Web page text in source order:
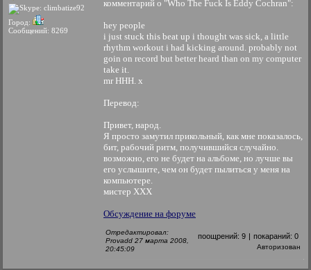
Город:
Сообщений: 8269
комментарий о "Who The Fuck Is Eddy Cochran":
hey people
i just stuck this beat up i thought was sick, a little
rhythm workout i had kicking around. probably not
goin on record but better heard than on my computer
take it.
mr HHH. x
Перевод:
Привет, народ.
Я просто замутил прикольный, как мне показалось,
бит, рабочий ритм, получившийся случайно.
возможно, его не будет на альбоме, но лучше вы
его услышите, чем он будет пылиться у меня на
компьютере.
мистер ХХХ
Обсуждение на форуме
Отредактировал:
Provadd 27 марта 2008,
20:45:09
поощрений: 9 | покараний: 0
Авторизован